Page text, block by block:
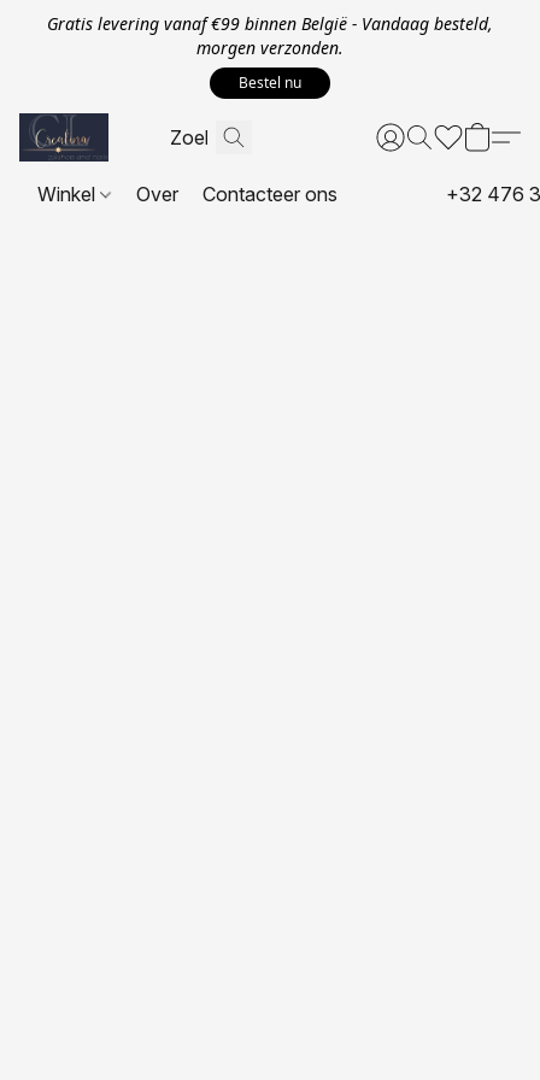
Gratis levering vanaf €99 binnen België - Vandaag besteld,
morgen verzonden.
Bestel nu
Winkel Over Contacteer ons +32 476